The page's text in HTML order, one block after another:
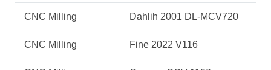
CNC Milling Dahlih 2001 DL-MCV720
CNC Milling Fine 2022 V116